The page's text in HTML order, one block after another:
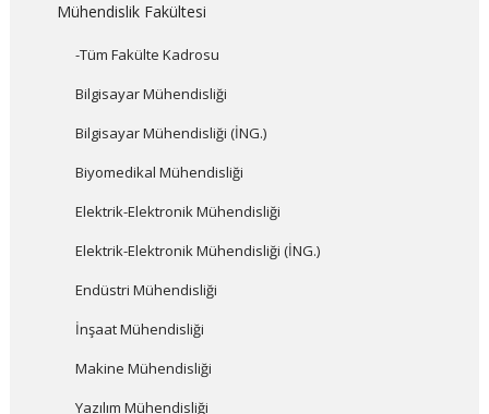
Mühendislik Fakültesi
-Tüm Fakülte Kadrosu
Bilgisayar Mühendisliği
Bilgisayar Mühendisliği (İNG.)
Biyomedikal Mühendisliği
Elektrik-Elektronik Mühendisliği
Elektrik-Elektronik Mühendisliği (İNG.)
Endüstri Mühendisliği
İnşaat Mühendisliği
Makine Mühendisliği
Yazılım Mühendisliği